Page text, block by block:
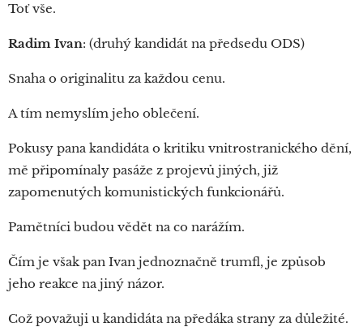
Toť vše.
Radim Ivan: (druhý kandidát na předsedu ODS)
Snaha o originalitu za každou cenu.
A tím nemyslím jeho oblečení.
Pokusy pana kandidáta o kritiku vnitrostranického dění,
mě připomínaly pasáže z projevů jiných, již
zapomenutých komunistických funkcionářů.
Pamětníci budou vědět na co narážím.
Čím je však pan Ivan jednoznačně trumfl, je způsob
jeho reakce na jiný názor.
Což považuji u kandidáta na předáka strany za důležité.